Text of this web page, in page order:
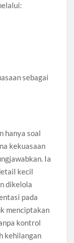
sebagai
hanya soal
kekuasaan
Ia
kecil
dikelola
pada
menciptakan
kontrol
kehilangan